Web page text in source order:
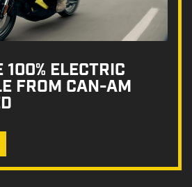
100% ELECTRIC
FROM CAN-AM